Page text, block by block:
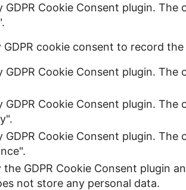
GDPR Cookie Consent plugin.
GDPR cookie consent to record
GDPR Cookie Consent plugin.
GDPR Cookie Consent plugin.
GDPR Cookie Consent plugin.
GDPR Cookie Consent plugin
not store any personal data.